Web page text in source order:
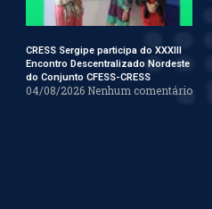
CRESS Sergipe participa do XXXIII
Encontro Descentralizado Nordeste
do Conjunto CFESS-CRESS
04/08/2026 Nenhum comentário